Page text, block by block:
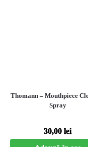
Thomann – Mouthpiece
Spray
30,00 lei